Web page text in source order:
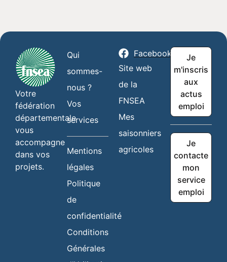
Votre
fédération
départementale
vous
accompagne
dans vos
projets.
Qui
sommes-
nous ?
Vos
services
Mentions
légales
Politique
de
confidentialité
Conditions
Générales
Facebook
Site web
de la
FNSEA
Mes
saisonniers
agricoles
Je
m'inscris
aux
actus
emploi
Je
contacte
mon
service
emploi